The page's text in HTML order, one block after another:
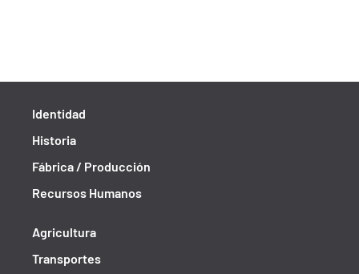
Identidad
Historia
Fábrica / Producción
Recursos Humanos
Agricultura
Transportes